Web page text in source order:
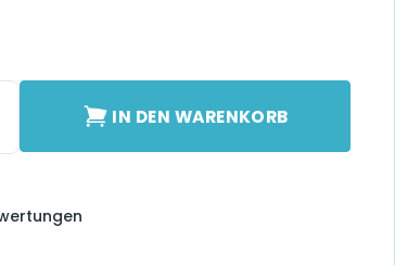
IN DEN WARENKORB